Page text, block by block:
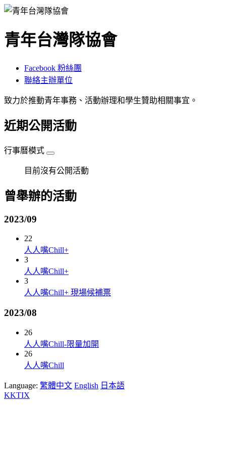
青年台灣隊協會
Facebook 粉絲團
聯絡主辦單位
致力於推動青年事務、活動辦理和學生贊助相關事宜。
近期公開活動
行事曆模式
目前沒有公開活動
曾舉辦的活動
2023/09
22
人人嘴Chill+
3
人人嘴Chill+
3
人人嘴Chill+ 現場候補票
2023/08
26
人人嘴Chill-限量加開
26
人人嘴Chill
Language: 繁體中文 English 日本語
KKTIX